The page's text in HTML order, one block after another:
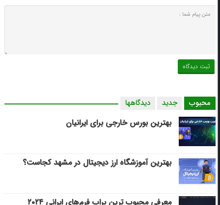
محبوب جدید دیدگاهها
بهترین بورس خارجی برای ایرانیان
بهترین آموزشگاه ارز دیجیتال در مشهد کجاست؟
معرفی محبوب ترین پراپ فرم‌های ایرانی ۲۰۲۴